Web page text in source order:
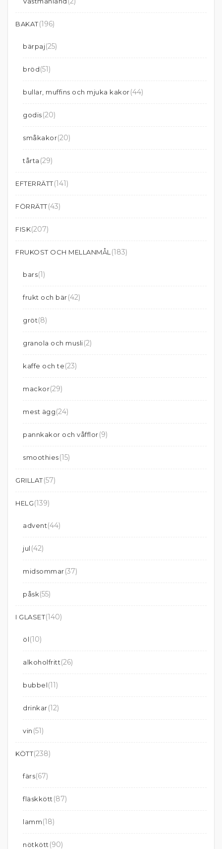
BAKAT(196)
bärpaj(25)
bröd(51)
bullar, muffins och mjuka kakor(44)
godis(20)
småkakor(20)
tårta (29)
EFTERRÄTT(141)
FÖRRÄTT(43)
FISK(207)
FRUKOST OCH MELLANMÅL (183)
bars(1)
frukt och bär(42)
gröt(8)
granola och musli(2)
kaffe och te(23)
mackor(29)
mest ägg(24)
pannkakor och våfflor(9)
smoothies(15)
GRILLAT(57)
HELG(139)
advent(44)
jul (42)
midsommar(37)
påsk(55)
I GLASET(140)
öl(10)
alkoholfritt(26)
bubbel(11)
drinkar(12)
vin (51)
KÖTT(238)
färs(67)
fläskkött (87)
lamm(18)
nötkött (90)